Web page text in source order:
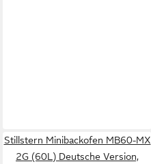
Stillstern Minibackofen MB60-MX
2G (60L) Deutsche Version,